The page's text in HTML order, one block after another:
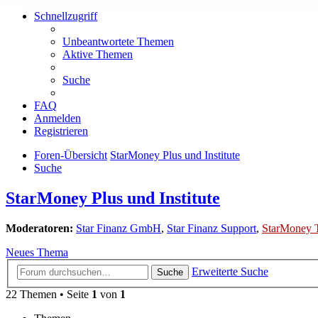
Schnellzugriff
Unbeantwortete Themen
Aktive Themen
Suche
FAQ
Anmelden
Registrieren
Foren-Übersicht StarMoney Plus und Institute
Suche
StarMoney Plus und Institute
Moderatoren: Star Finanz GmbH, Star Finanz Support, StarMoney
Neues Thema
Suche
Erweiterte Suche
22 Themen • Seite 1 von 1